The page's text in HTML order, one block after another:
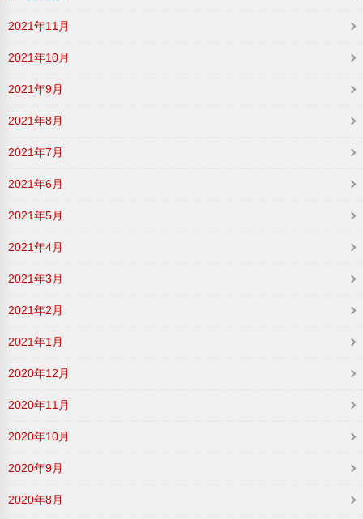
2021年11月
2021年10月
2021年9月
2021年8月
2021年7月
2021年6月
2021年5月
2021年4月
2021年3月
2021年2月
2021年1月
2020年12月
2020年11月
2020年10月
2020年9月
2020年8月